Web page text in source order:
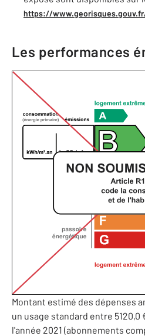
https://
Les performances
Montant estimé des dépenses
un usage standard entre 5120,0
l'année 2021 (abonnements